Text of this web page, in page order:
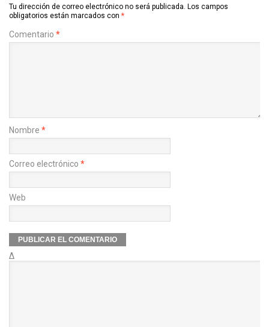
Tu dirección de correo electrónico no será publicada. Los campos
obligatorios están marcados con *
Comentario *
Nombre *
Correo electrónico *
Web
Δ